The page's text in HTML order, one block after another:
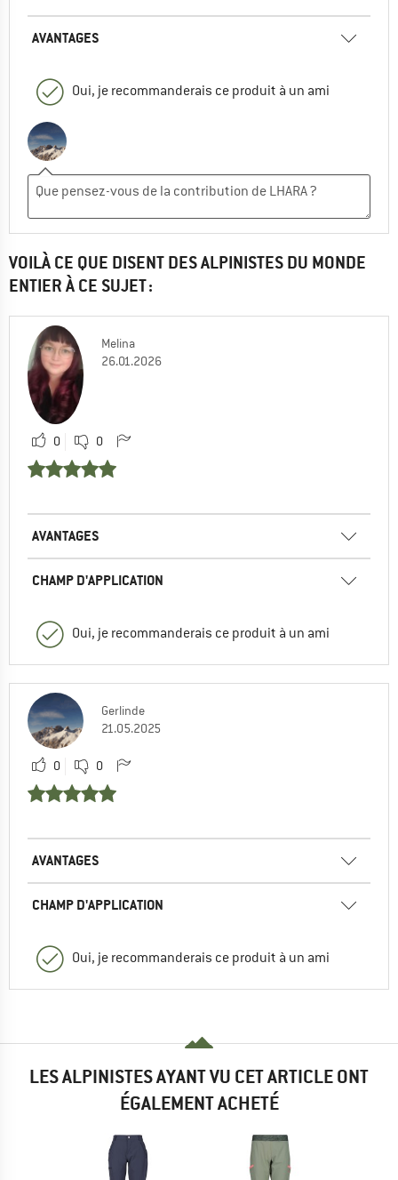
AVANTAGES
Oui, je recommanderais ce produit à un ami
VOILÀ CE QUE DISENT DES ALPINISTES DU MONDE
ENTIER À CE SUJET :
Melina
26.01.2026
0 0
AVANTAGES
CHAMP D'APPLICATION
Oui, je recommanderais ce produit à un ami
Gerlinde
21.05.2025
0 0
AVANTAGES
CHAMP D'APPLICATION
Oui, je recommanderais ce produit à un ami
LES ALPINISTES AYANT VU CET ARTICLE ONT
ÉGALEMENT ACHETÉ